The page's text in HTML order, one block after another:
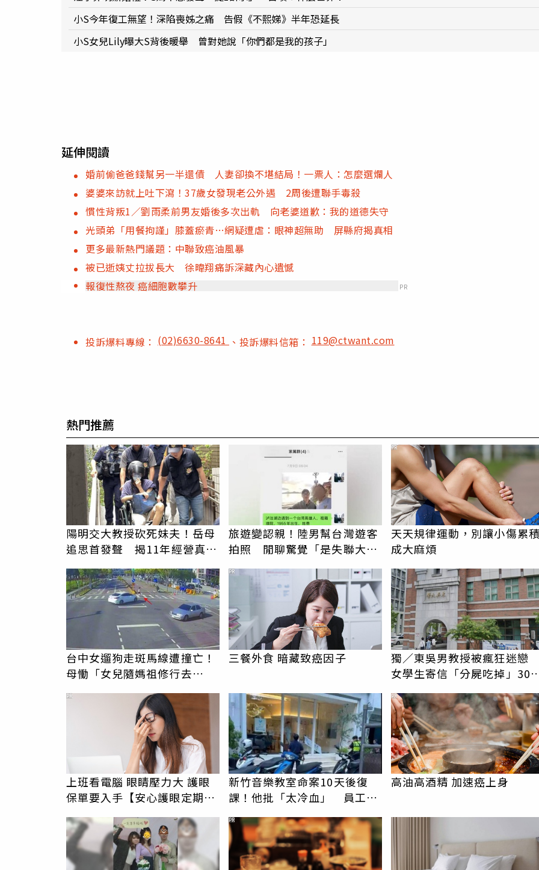
小S今年復工無望！深陷喪姊之痛 告假《不熙娣》半年恐延長
小S女兒Lily曝大S背後暖舉 曾對她說「你們都是我的孩子」
延伸閱讀
婚前偷爸爸錢幫另一半還債 人妻卻換不堪結局！一票人：怎麼選爛人
婆婆來訪就上吐下瀉！37歲女發現老公外遇 2周後遭聯手毒殺
慣性背叛1／劉雨柔前男友婚後多次出軌 向老婆道歉：我的道德失守
光頭弟「用餐拘謹」膝蓋瘀青…網疑遭虐：眼神超無助 屏縣府揭真相
更多最新熱門議題：中聯致癌油風暴
被已逝姨丈拉拔長大 徐暐翔痛訴深藏內心遺憾
報復性熬夜 癌細胞數攀升
PR
投訴爆料專線： (02)6630-8641 、投訴爆料信箱：119@ctwant.com
熱門推薦
陽明交大教授砍死妹夫！岳母
追思首發聲 揭11年經營真相
駁「爭產」
旅遊變認親！陸男幫台灣遊客
拍照 閒聊驚覺「是失聯大
伯」奇蹟重逢
天天規律運動，別讓小傷累
成大麻煩
PR
台中女遛狗走斑馬線遭撞亡！
母慟「女兒隨媽祖修行去
三餐外食 暗藏致癌因子
PR
獨／東吳男教授被瘋狂迷
女學生寄信「分屍吃掉」30
上班看電腦 眼睛壓力大 護眼
保單要入手【安心護眼定期眼
PR
新竹音樂教室命案10天後復
課！他批「太冷血」 員工怒
高油高酒精 加速癌上身
PR
PR